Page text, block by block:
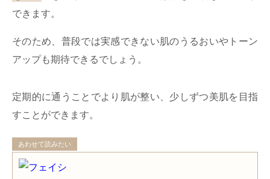
できます。
そのため、普段では実感できない肌のうるおいやトーン
アップも期待できるでしょう。
定期的に通うことでより肌が整い、少しずつ美肌を目指
すことができます。
あわせて読みたい